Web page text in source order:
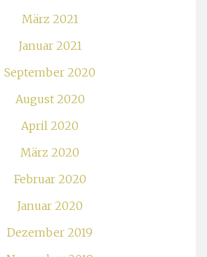
März 2021
Januar 2021
September 2020
August 2020
April 2020
März 2020
Februar 2020
Januar 2020
Dezember 2019